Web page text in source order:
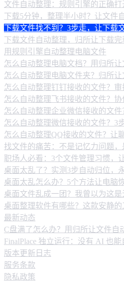
文件自动整理：规则引擎的正确打
下载5分钟，整理半小时？让文件
下载文件找不到？3步走，让下载
下载文件自动整理，归所让下载
用规则引擎自动整理电脑文件
怎么自动整理电脑文档？用归所
怎么自动整理电脑文件夹？归所让
怎么自动整理钉钉接收的文件？
怎么自动整理飞书接收的文件？
怎么自动整理企业微信接收的文
怎么自动整理微信接收的文件？3
怎么自动整理QQ接收的文件？让
找文件的痛苦：不是记忆力问题，
职场人必看：3个文件管理习惯，
桌面太乱了？实测3步自动归位，
桌面太乱怎么办？5个方法让电脑
桌面文件乱成一团？我曾以为这是
桌面整理软件有哪些？这款安静
最新动态
C盘满了怎么办？用归所让文件自
FinalPlace 独立运行：没有 AI 也
版本更新日志
服务条款
隐私政策